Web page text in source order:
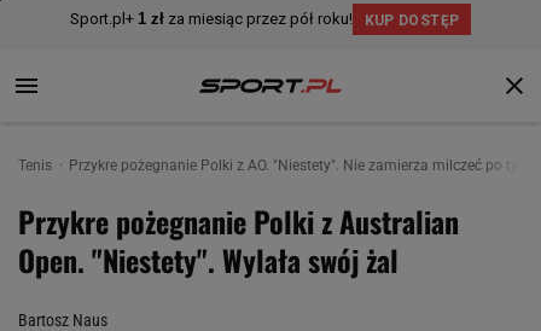
Tenis Przykre pożegnanie Polki z AO. "Niestety". Nie zamierza milczeć po tym,
Przykre pożegnanie Polki z Australian
Open. "Niestety". Wylała swój żal
Bartosz Naus